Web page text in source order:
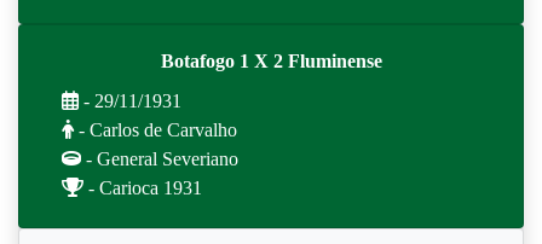
Botafogo 1 X 2 Fluminense
- 29/11/1931
- Carlos de Carvalho
- General Severiano
- Carioca 1931